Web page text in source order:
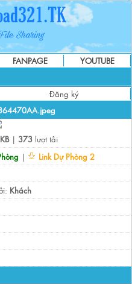
FANPAGE
YOUTUBE
Đăng ký
| 373 lượt tải
|
Link Dự Phòng 2
Khách